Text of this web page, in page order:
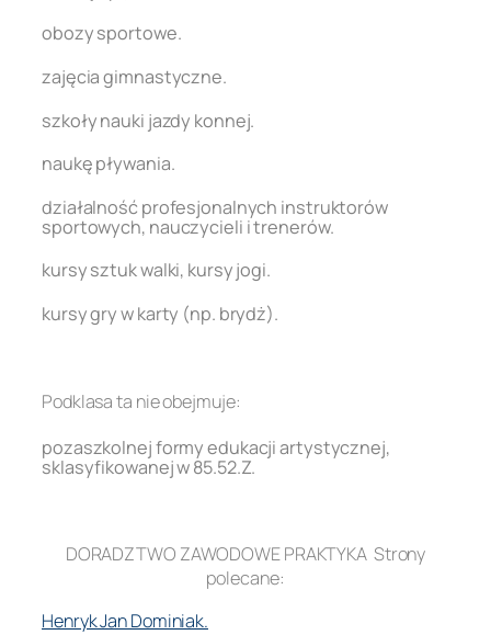
obozy sportowe.
zajęcia gimnastyczne.
szkoły nauki jazdy konnej.
naukę pływania.
działalność profesjonalnych instruktorów
sportowych, nauczycieli i trenerów.
kursy sztuk walki, kursy jogi.
kursy gry w karty (np. brydż).
Podklasa ta nie obejmuje:
pozaszkolnej formy edukacji artystycznej,
sklasyfikowanej w 85.52.Z.
DORADZTWO ZAWODOWE PRAKTYKA Strony
polecane:
Henryk Jan Dominiak.